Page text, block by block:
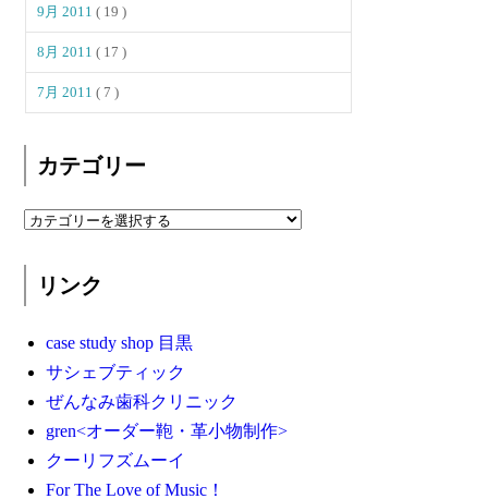
9月 2011( 19 )
8月 2011( 17 )
7月 2011( 7 )
カテゴリー
リンク
case study shop 目黒
サシェブティック
ぜんなみ歯科クリニック
gren<オーダー鞄・革小物制作>
クーリフズムーイ
For The Love of Music！